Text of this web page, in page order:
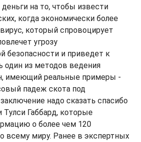
на то, чтобы извести
когда экономически более
который спровоцирует
угрозу
безопасности и приведет к
один из методов ведения
имеющий реальные примеры -
падеж скота под
надо сказать спасибо
Габбард, которые
о более чем 120
всему миру. Ранее в экспертных